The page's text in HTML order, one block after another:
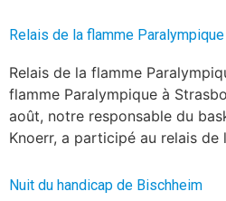
Relais de la flamme Paralympique
Relais de la flamme
flamme Paralympique à
août, notre responsable du
Knoerr, a participé au relais de
Nuit du handicap de Bischheim